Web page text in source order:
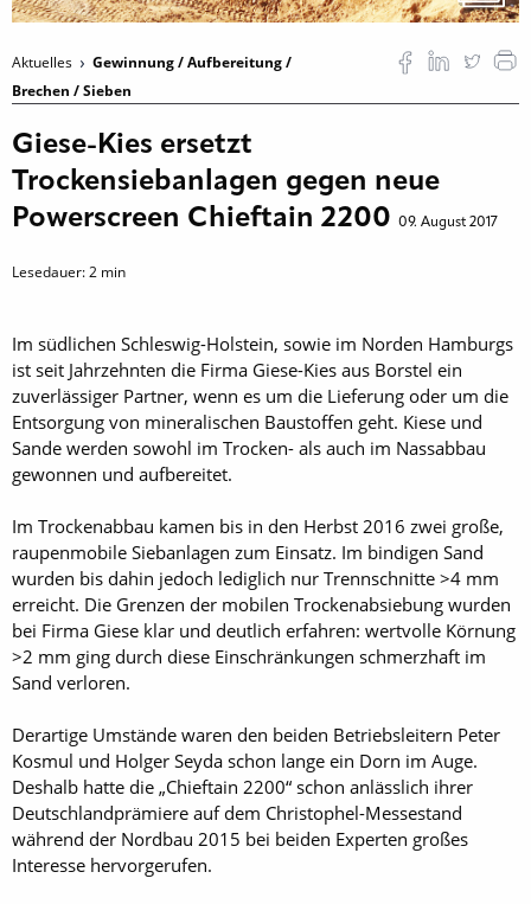
Aktuelles
Gewinnung / Aufbereitung /
Brechen / Sieben
Giese-Kies ersetzt
Trockensiebanlagen gegen neue
Powerscreen Chieftain 2200 09. August 2017
Lesedauer:2 min
Im südlichen Schleswig-Holstein, sowie im Norden Hamburgs
ist seit Jahrzehnten die Firma Giese-Kies aus Borstel ein
zuverlässiger Partner, wenn es um die Lieferung oder um die
Entsorgung von mineralischen Baustoffen geht. Kiese und
Sande werden sowohl im Trocken- als auch im Nassabbau
gewonnen und aufbereitet.
Im Trockenabbau kamen bis in den Herbst 2016 zwei große,
raupenmobile Siebanlagen zum Einsatz. Im bindigen Sand
wurden bis dahin jedoch lediglich nur Trennschnitte >4 mm
erreicht. Die Grenzen der mobilen Trockenabsiebung wurden
bei Firma Giese klar und deutlich erfahren: wertvolle Körnung
>2 mm ging durch diese Einschränkungen schmerzhaft im
Sand verloren.
Derartige Umstände waren den beiden Betriebsleitern Peter
Kosmul und Holger Seyda schon lange ein Dorn im Auge.
Deshalb hatte die „Chieftain 2200“ schon anlässlich ihrer
Deutschlandprämiere auf dem Christophel-Messestand
während der Nordbau 2015 bei beiden Experten großes
Interesse hervorgerufen.